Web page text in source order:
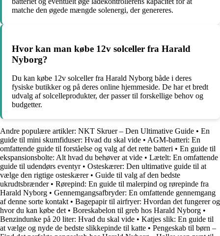
matche den øgede mængde solenergi, der genereres.
Hvor kan man købe 12v solceller fra Harald
Nyborg?
Du kan købe 12v solceller fra Harald Nyborg både i deres
fysiske butikker og på deres online hjemmeside. De har et bredt
udvalg af solcelleprodukter, der passer til forskellige behov og
budgetter.
Andre populære artikler: NKT Skruer – Den Ultimative Guide • En
guide til mini skumfiduser: Hvad du skal vide • AGM-batteri: En
omfattende guide til forståelse og valg af det rette batteri • En guide til
ekspansionsbolte: Alt hvad du behøver at vide • Lætelt: En omfattende
guide til udendørs eventyr• Osteskærer: Den ultimative guide til at
vælge den rigtige osteskærer• Guide til valg af den bedste
ukrudtsbrænder• Rørepind: En guide til malerpind og rørepinde fra
Harald Nyborg • Gennemgangsafbryder: En omfattende gennemgang
af denne sorte kontakt • Bagepapir til airfryer: Hvordan det fungerer og
hvor du kan købe det • Boreskabelon til greb hos Harald Nyborg •
Benzindunke på 20 liter: Hvad du skal vide • Katjes slik: En guide til
at vælge og nyde de bedste slikkepinde til katte • Pengeskab til børn –